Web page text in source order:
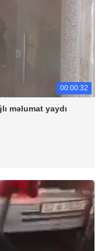
00:00:32
məlumat yaydı